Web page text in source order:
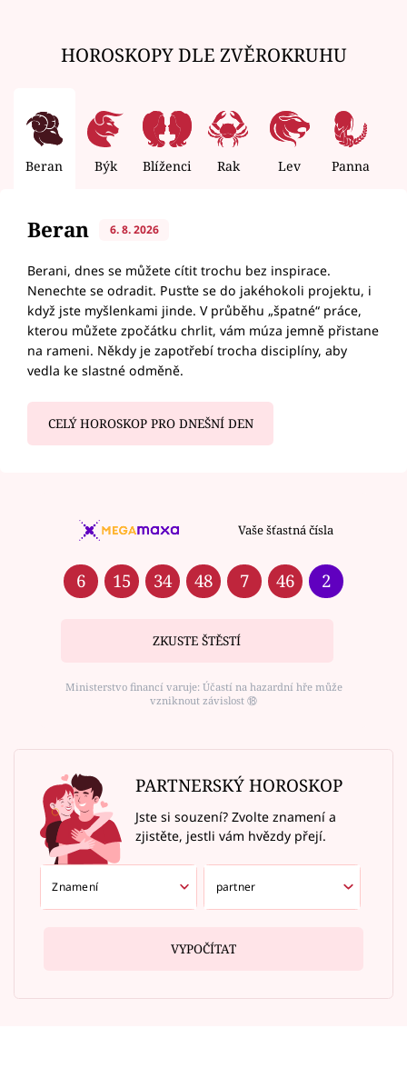
HOROSKOPY DLE ZVĚROKRUHU
Beran Býk Blíženci Rak Lev Panna
Beran 6. 8. 2026
Berani, dnes se můžete cítit trochu bez inspirace.
Nenechte se odradit. Pusťte se do jakéhokoli projektu, i
když jste myšlenkami jinde. V průběhu „špatné“ práce,
kterou můžete zpočátku chrlit, vám múza jemně přistane
na rameni. Někdy je zapotřebí trocha disciplíny, aby
vedla ke slastné odměně.
CELÝ HOROSKOP PRO DNEŠNÍ DEN
Vaše šťastná čísla
6 15 34 48 7 46 2
ZKUSTE ŠTĚSTÍ
Ministerstvo financí varuje: Účastí na hazardní hře může
vzniknout závislost ⑱
PARTNERSKÝ HOROSKOP
Jste si souzení? Zvolte znamení a
zjistěte, jestli vám hvězdy přejí.
VYPOČÍTAT